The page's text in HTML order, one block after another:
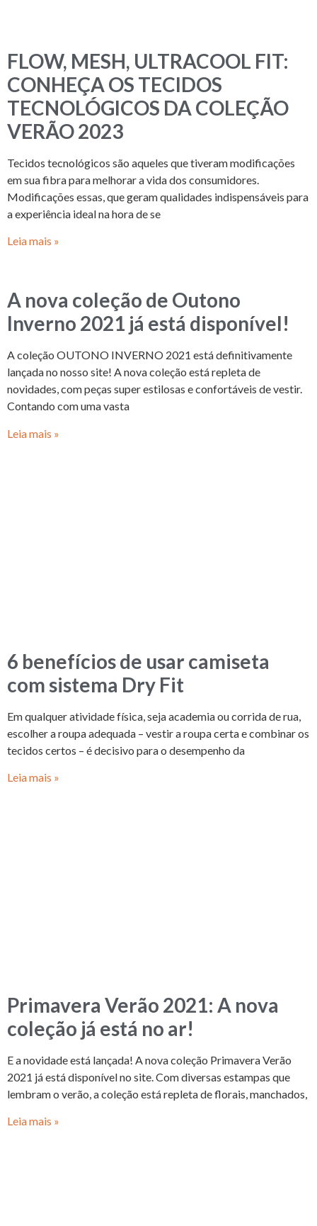
FLOW, MESH, ULTRACOOL FIT:
CONHEÇA OS TECIDOS
TECNOLÓGICOS DA COLEÇÃO
VERÃO 2023
Tecidos tecnológicos são aqueles que tiveram modificações
em sua fibra para melhorar a vida dos consumidores.
Modificações essas, que geram qualidades indispensáveis para
a experiência ideal na hora de se
Leia mais »
A nova coleção de Outono
Inverno 2021 já está disponível!
A coleção OUTONO INVERNO 2021 está definitivamente
lançada no nosso site! A nova coleção está repleta de
novidades, com peças super estilosas e confortáveis de vestir.
Contando com uma vasta
Leia mais »
6 benefícios de usar camiseta
com sistema Dry Fit
Em qualquer atividade física, seja academia ou corrida de rua,
escolher a roupa adequada – vestir a roupa certa e combinar os
tecidos certos – é decisivo para o desempenho da
Leia mais »
Primavera Verão 2021: A nova
coleção já está no ar!
E a novidade está lançada! A nova coleção Primavera Verão
2021 já está disponível no site. Com diversas estampas que
lembram o verão, a coleção está repleta de florais, manchados,
Leia mais »